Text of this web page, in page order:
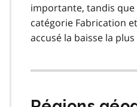
importante, tandis que
catégorie Fabrication
accusé la baisse la